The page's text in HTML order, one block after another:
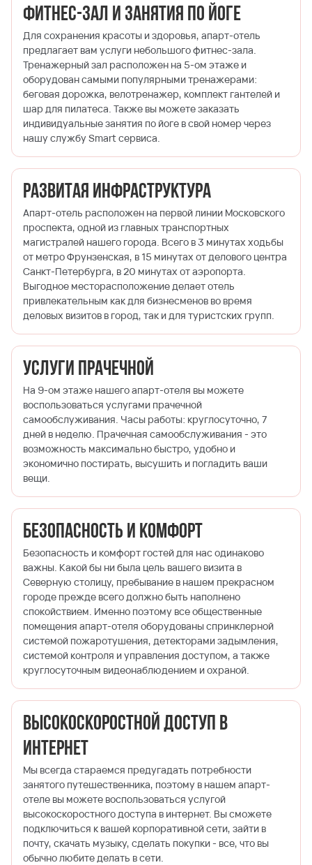
Фитнес-зал и занятия по йоге
Для сохранения красоты и здоровья, апарт-отель
предлагает вам услуги небольшого фитнес-зала.
Тренажерный зал расположен на 5-ом этаже и
оборудован самыми популярными тренажерами:
беговая дорожка, велотренажер, комплект гантелей и
шар для пилатеса. Также вы можете заказать
индивидуальные занятия по йоге в свой номер через
нашу службу Smart сервиса.
Развитая инфраструктура
Апарт-отель расположен на первой линии Московского
проспекта, одной из главных транспортных
магистралей нашего города. Всего в 3 минутах ходьбы
от метро Фрунзенская, в 15 минутах от делового центра
Санкт-Петербурга, в 20 минутах от аэропорта.
Выгодное месторасположение делает отель
привлекательным как для бизнесменов во время
деловых визитов в город, так и для туристских групп.
Услуги прачечной
На 9-ом этаже нашего апарт-отеля вы можете
воспользоваться услугами прачечной
самообслуживания. Часы работы: круглосуточно, 7
дней в неделю. Прачечная самообслуживания - это
возможность максимально быстро, удобно и
экономично постирать, высушить и погладить ваши
вещи.
Безопасность и комфорт
Безопасность и комфорт гостей для нас одинаково
важны. Какой бы ни была цель вашего визита в
Северную столицу, пребывание в нашем прекрасном
городе прежде всего должно быть наполнено
спокойствием. Именно поэтому все общественные
помещения апарт-отеля оборудованы спринклерной
системой пожаротушения, детекторами задымления,
системой контроля и управления доступом, а также
круглосуточным видеонаблюдением и охраной.
Высокоскоростной доступ в
Интернет
Мы всегда стараемся предугадать потребности
занятого путешественника, поэтому в нашем апарт-
отеле вы можете воспользоваться услугой
высокоскоростного доступа в интернет. Вы сможете
подключиться к вашей корпоративной сети, зайти в
почту, скачать музыку, сделать покупки - все, что вы
обычно любите делать в сети.